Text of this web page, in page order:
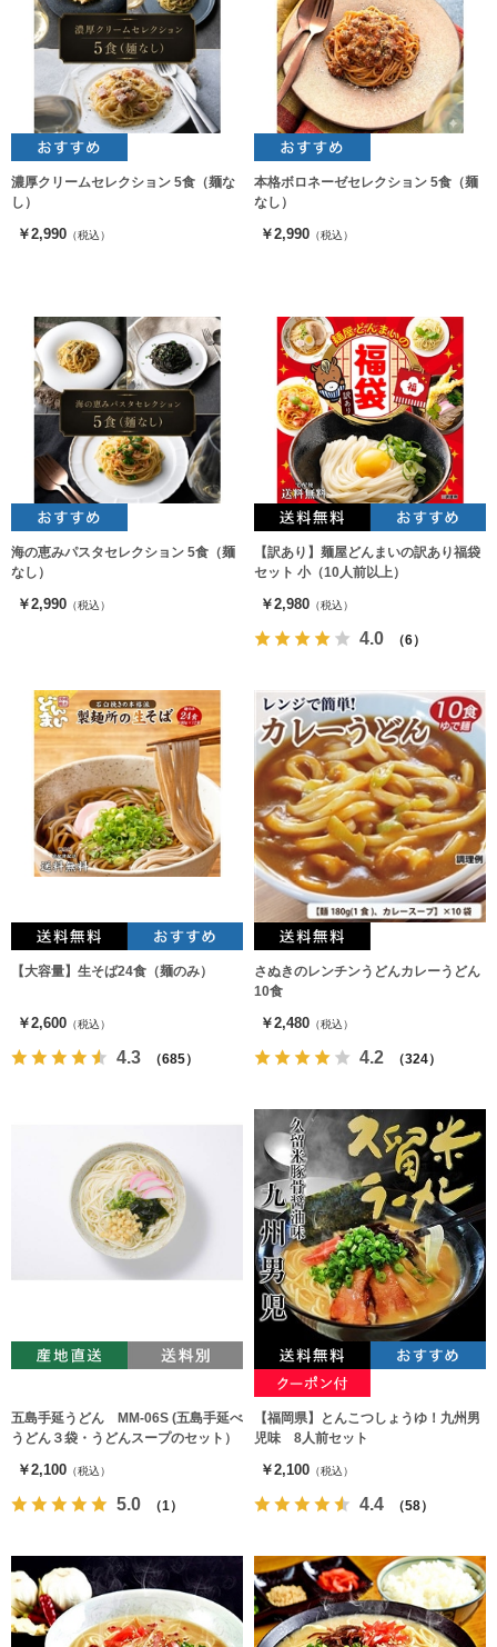
濃厚クリームセレクション 5食（麺な
し）
￥2,990 （税込）
本格ボロネーゼセレクション 5食（麺
なし）
￥2,990 （税込）
海の恵みパスタセレクション 5食（麺
なし）
￥2,990 （税込）
【訳あり】麺屋どんまいの訳あり福袋
セット 小（10人前以上）
￥2,980 （税込）
4.0 （6）
【大容量】生そば24食（麺のみ）
￥2,600 （税込）
4.3 （685）
さぬきのレンチンうどんカレーうどん
10食
￥2,480 （税込）
4.2 （324）
五島手延うどん MM-06S (五島手延べ
うどん３袋・うどんスープのセット）
￥2,100 （税込）
5.0 （1）
【福岡県】とんこつしょうゆ！九州男
児味 8人前セット
￥2,100 （税込）
4.4 （58）